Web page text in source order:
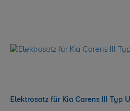
Elektrosatz für Kia Carens III Typ